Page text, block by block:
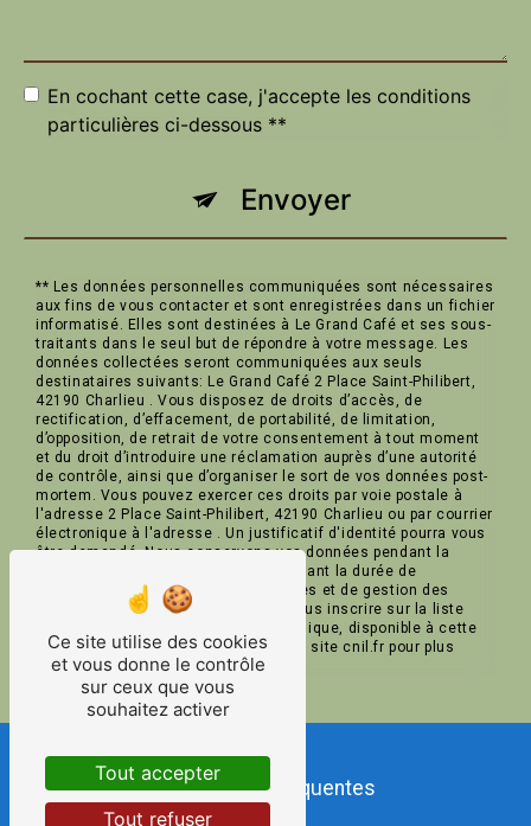
En cochant cette case, j'accepte les conditions
particulières ci-dessous **
Envoyer
** Les données personnelles communiquées sont nécessaires
aux fins de vous contacter et sont enregistrées dans un fichier
informatisé. Elles sont destinées à Le Grand Café et ses sous-
traitants dans le seul but de répondre à votre message. Les
données collectées seront communiquées aux seuls
destinataires suivants: Le Grand Café 2 Place Saint-Philibert,
42190 Charlieu . Vous disposez de droits d’accès, de
rectification, d’effacement, de portabilité, de limitation,
d’opposition, de retrait de votre consentement à tout moment
et du droit d’introduire une réclamation auprès d’une autorité
de contrôle, ainsi que d’organiser le sort de vos données post-
mortem. Vous pouvez exercer ces droits par voie postale à
l'adresse 2 Place Saint-Philibert, 42190 Charlieu ou par courrier
électronique à l'adresse . Un justificatif d'identité pourra vous
être demandé. Nous conservons vos données pendant la
période de prise de contact puis pendant la durée de
prescription légale aux fins probatoires et de gestion des
contentieux. Vous avez le droit de vous inscrire sur la liste
d'opposition au démarchage téléphonique, disponible à cette
adresse:Bloctel.gouv.fr. Consultez le site cnil.fr pour plus
d’informations sur vos droits.
Recherches fréquentes
Ce site utilise des cookies
et vous donne le contrôle
sur ceux que vous
souhaitez activer
Tout accepter
Tout refuser